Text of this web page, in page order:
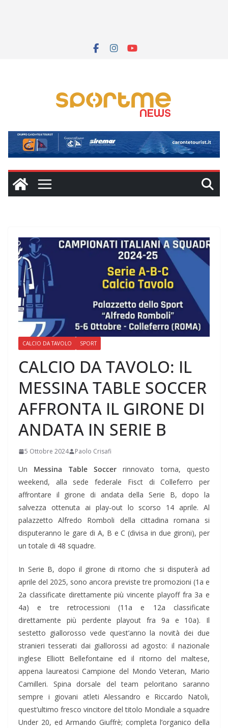
CALCIO DA TAVOLO SPORT
CALCIO DA TAVOLO: IL
MESSINA TABLE SOCCER
AFFRONTA IL GIRONE DI
ANDATA IN SERIE B
5 Ottobre 2024 Paolo Crisafi
Un Messina Table Soccer rinnovato torna, questo
weekend, alla sede federale Fisct di Colleferro per
affrontare il girone di andata della Serie B, dopo la
salvezza ottenuta ai play-out lo scorso 14 aprile. Al
palazzetto Alfredo Romboli della cittadina romana si
disputeranno le gare di A, B e C (divisa in due gironi), per
un totale di 48 squadre.
In Serie B, dopo il girone di ritorno che si disputerà ad
aprile del 2025, sono ancora previste tre promozioni (1a e
2a classificate direttamente più vincente playoff fra 3a e
4a) e tre retrocessioni (11a e 12a classificate
direttamente più perdente playout fra 9a e 10a). Il
sestetto giallorosso vede quest’anno la novità dei due
stranieri tesserati dai giallorossi ad agosto: il nazionale
inglese Elliott Bellefontaine ed il ritorno del maltese,
appena laureatosi Campione del Mondo Veteran, Mario
Camilleri. Spina dorsale del team peloritano saranno
sempre i giovani atleti Alessandro e Riccardo Natoli,
quest’ultimo fresco vincitore del titolo Mondiale a squadre
Under 20, ed Armando Giuffrè; completa l’organico della